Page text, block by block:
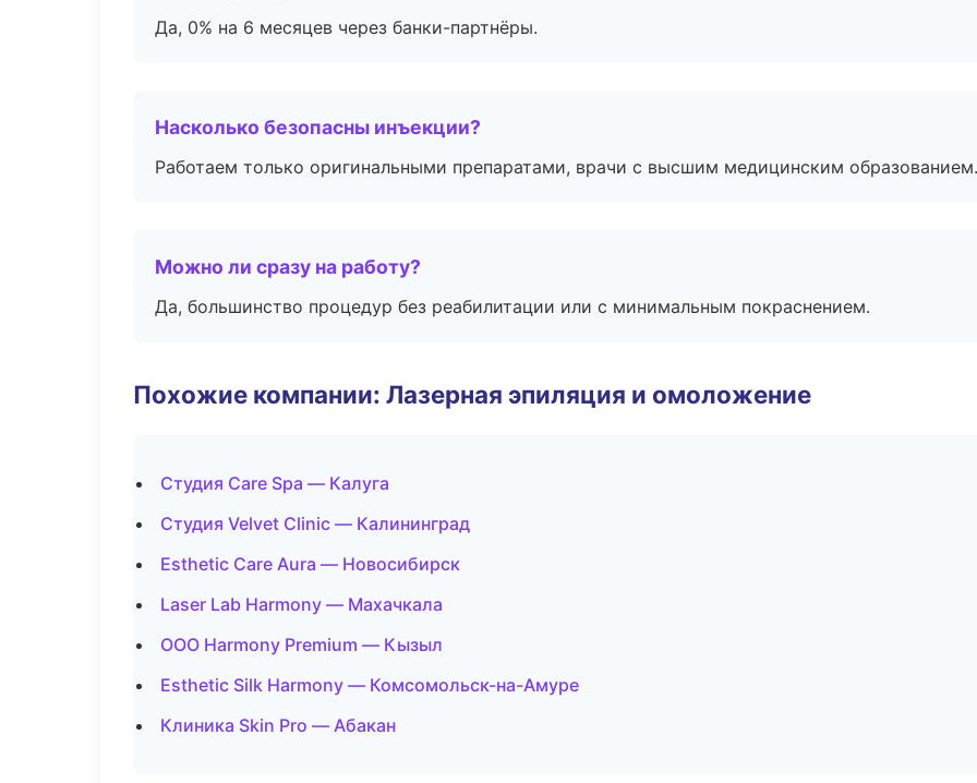
Да, 0% на 6 месяцев через банки-партнёры.
Насколько безопасны инъекции?
Работаем только оригинальными препаратами, врачи с высшим медицинским образованием.
Можно ли сразу на работу?
Да, большинство процедур без реабилитации или с минимальным покраснением.
Похожие компании: Лазерная эпиляция и омоложение
Студия Care Spa — Калуга
Студия Velvet Clinic — Калининград
Esthetic Care Aura — Новосибирск
Laser Lab Harmony — Махачкала
ООО Harmony Premium — Кызыл
Esthetic Silk Harmony — Комсомольск-на-Амуре
Клиника Skin Pro — Абакан